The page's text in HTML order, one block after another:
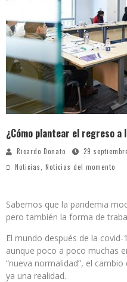
¿Cómo plantear el regreso a
Ricardo Donato
29
Noticias
Noticias del momento
Sabemos que la pandemia
pero también la forma de
El mundo después de la
aunque poco a poco muchas
“nueva normalidad”, el
ya una realidad.